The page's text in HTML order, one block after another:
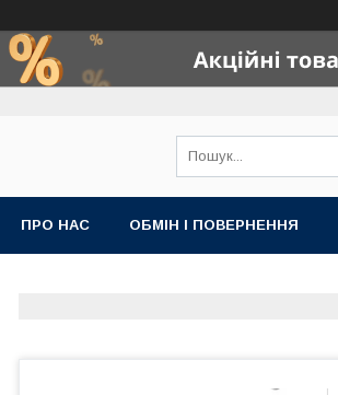
ПРО НАС ОБМІН І ПОВЕРНЕННЯ